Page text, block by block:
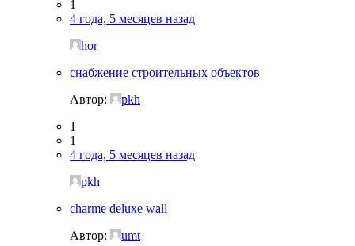
1
4 года, 5 месяцев назад
hor
снабжение строительных объектов
Автор:
pkh
1
1
4 года, 5 месяцев назад
pkh
charme deluxe wall
Автор:
umt